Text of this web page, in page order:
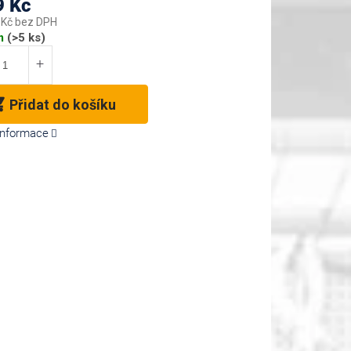
Kč
bez DPH
(>5 ks)
Přidat do košíku